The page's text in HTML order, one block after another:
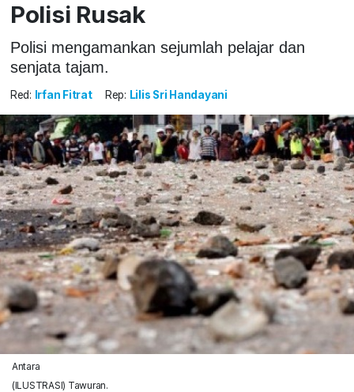
Polisi Rusak
Polisi mengamankan sejumlah pelajar dan
senjata tajam.
Red: Irfan Fitrat Rep: Lilis Sri Handayani
Antara
(ILUSTRASI) Tawuran.